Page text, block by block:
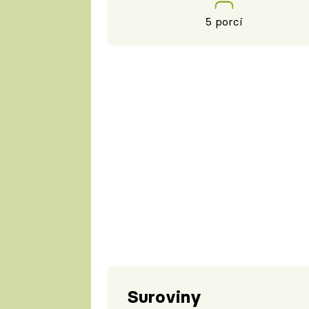
5 porcí
Suroviny